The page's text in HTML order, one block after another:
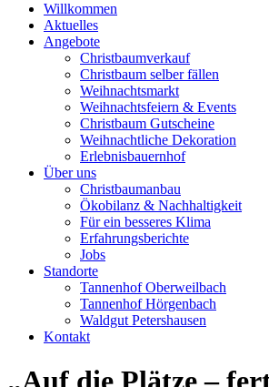
Willkommen
Aktuelles
Angebote
Christbaumverkauf
Christbaum selber fällen
Weihnachtsmarkt
Weihnachtsfeiern & Events
Christbaum Gutscheine
Weihnachtliche Dekoration
Erlebnisbauernhof
Über uns
Christbaumanbau
Ökobilanz & Nachhaltigkeit
Für ein besseres Klima
Erfahrungsberichte
Jobs
Standorte
Tannenhof Oberweilbach
Tannenhof Hörgenbach
Waldgut Petershausen
Kontakt